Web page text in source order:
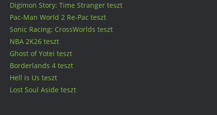
Digimon Story: Time Stranger teszt
Pac-Man World 2 Re-Pac teszt
Sonic Racing: CrossWorlds teszt
NBA 2K26 teszt
Ghost of Yotei teszt
Borderlands 4 teszt
Hell is Us teszt
Lost Soul Aside teszt